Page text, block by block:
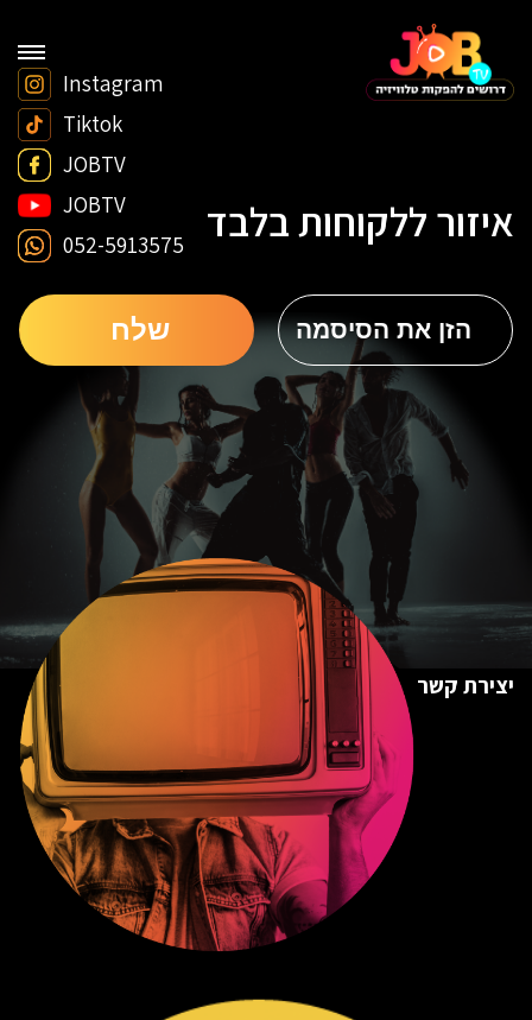
Instagram
Tiktok
JOBTV
JOBTV
052-5913575
איזור ללקוחות בלבד
יצירת קשר